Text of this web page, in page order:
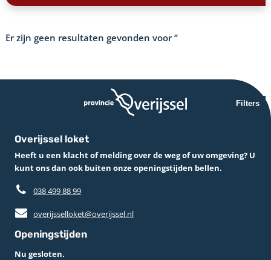
Er zijn geen resultaten gevonden voor‘’
Filters
Overijssel loket
Heeft u een klacht of melding over de weg of uw omgeving? U
kunt ons dan ook buiten onze openingstijden bellen.
038 499 88 99
overijsselloket@overijssel.nl
Openingstijden
Nu gesloten.